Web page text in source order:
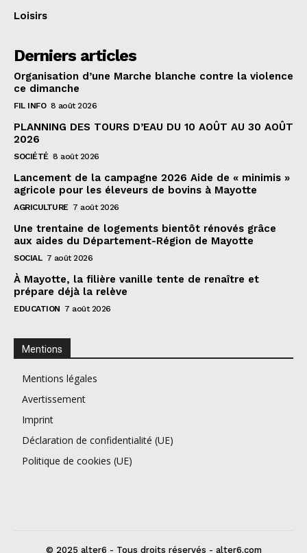
Loisirs
Derniers articles
Organisation d’une Marche blanche contre la violence
ce dimanche
FIL INFO 8 août 2026
PLANNING DES TOURS D’EAU DU 10 AOÛT AU 30 AOÛT
2026
SOCIÉTÉ 8 août 2026
Lancement de la campagne 2026 Aide de « minimis »
agricole pour les éleveurs de bovins à Mayotte
AGRICULTURE 7 août 2026
Une trentaine de logements bientôt rénovés grâce
aux aides du Département-Région de Mayotte
SOCIAL 7 août 2026
À Mayotte, la filière vanille tente de renaître et
prépare déjà la relève
EDUCATION 7 août 2026
Mentions
Mentions légales
Avertissement
Imprint
Déclaration de confidentialité (UE)
Politique de cookies (UE)
© 2025 alter6 - Tous droits réservés - alter6.com